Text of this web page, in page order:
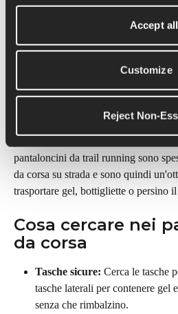
Accept all
Customize
Reject Non-
allenamenti, le borracce portatili
semplice per l'idratazione senza
Pantaloncini da
portaoggetti incorporato, ideale per i
pantaloncini da trail running sono
da corsa su strada e sono quindi
trasportare gel, bottigliette o persino
Cosa cercare nei
da corsa
Tasche sicure: Cerca le tasche
tasche laterali per contenere gel
senza che rimbalzino.